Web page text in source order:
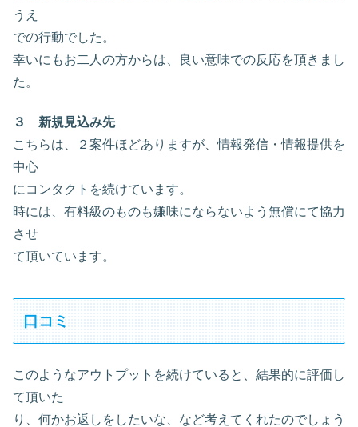
うえ
での行動でした。
幸いにもお二人の方からは、良い意味での反応を頂きまし
た。
３ 新規見込み先
こちらは、２案件ほどありますが、情報発信・情報提供を
中心
にコンタクトを続けています。
時には、有料級のものも嫌味にならないよう無償にて協力
させ
て頂いています。
口コミ
このようなアウトプットを続けていると、結果的に評価し
て頂いた
り、何かお返しをしたいな、など考えてくれたのでしょう